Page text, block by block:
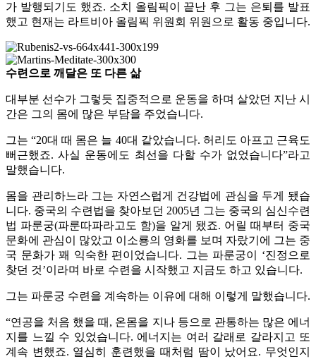
가 발행되기도 했죠. 소치 올림픽이 끝난 후 그는 은퇴를 발표
했고 현재는 라트비아 올림픽 위원회 위원으로 활동 중입니다.
수련으로 깨달은 또 다른 삶
대부분 선수가 그렇듯 집중적으로 운동을 하며 살았던 지난 시
간은 그의 몸에 많은 부담을 주었습니다.
그는 “20대 때 몸은 늘 40대 같았습니다. 허리도 아프고 근육도
뻐근했죠. 사실 운동에도 최선을 다할 수가 없었습니다”라고
말했습니다.
몸을 관리하느라 그는 자연스럽게 건강법에 관심을 두게 됐습
니다. 중국의 수련법을 찾아보던 2005년 그는 중국의 심신수련
법 파룬궁(파룬따파라고도 함)을 알게 됐죠. 어릴 때부터 중국
문화에 관심이 많았고 이소룡의 영화를 보며 자랐기에 그는 중
국 문화가 꽤 익숙한 편이었습니다. 그는 파룬궁이 ‘진정으로
찾던 것’이라며 바로 수련을 시작했고 지금도 하고 있습니다.
그는 파룬궁 수련을 계속하는 이유에 대해 이렇게 말했습니다.
“연공을 처음 했을 때, 온몸을 지나 등으로 관통하는 많은 에너
지를 느낄 수 있었습니다. 에너지는 여러 갈래로 갈라지고 또
계속 변했죠. 열심히 훈련했을 때처럼 땀이 났어요. 무엇인지